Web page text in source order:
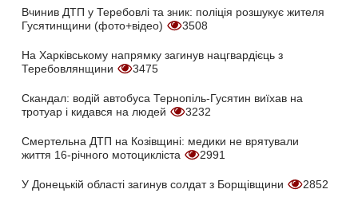
Вчинив ДТП у Теребовлі та зник: поліція розшукує жителя
Гусятинщини (фото+відео)
3508
На Харківському напрямку загинув нацгвардієць з
Теребовлянщини
3475
Скандал: водій автобуса Тернопіль-Гусятин виїхав на
тротуар і кидався на людей
3232
Смертельна ДТП на Козівщині: медики не врятували
життя 16-річного мотоцикліста
2991
У Донецькій області загинув солдат з Борщівщини 2852